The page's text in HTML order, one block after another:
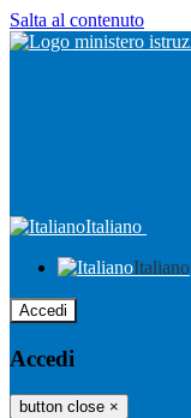
Salta al contenuto
Italiano
Italiano
Accedi
Accedi
button close ×